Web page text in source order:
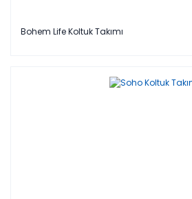
Bohem Life Koltuk Takımı